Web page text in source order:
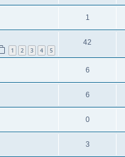
1
1 2 3 4 5
42
6
6
0
3